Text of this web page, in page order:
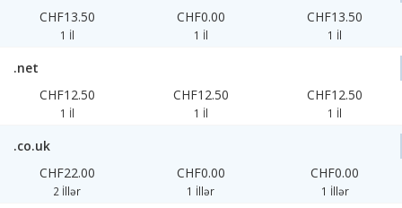
CHF13.50
1 İl
CHF0.00
1 İl
CHF13.50
1 İl
.net
CHF12.50
1 İl
CHF12.50
1 İl
CHF12.50
1 İl
.co.uk
CHF22.00
2 İllər
CHF0.00
1 İllər
CHF0.00
1 İllər